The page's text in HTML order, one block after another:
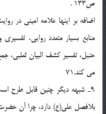
ص133 .
اضافه بر اينها علامه امينى در
منابع بسيار متعدد روايى،
حنبل، تفسير كشف البيان ثعلبى،
مى كند.71
9ـ شبهه ديگر چنين قابل طرح
بلافصل على(ع) دارد، چرا آن